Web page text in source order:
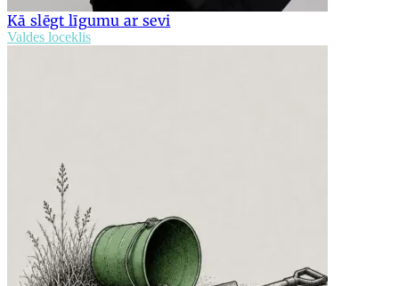
Kā slēgt līgumu ar sevi
Valdes loceklis